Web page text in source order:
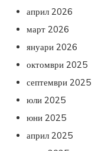
април 2026
март 2026
януари 2026
октомври 2025
септември 2025
юли 2025
юни 2025
април 2025